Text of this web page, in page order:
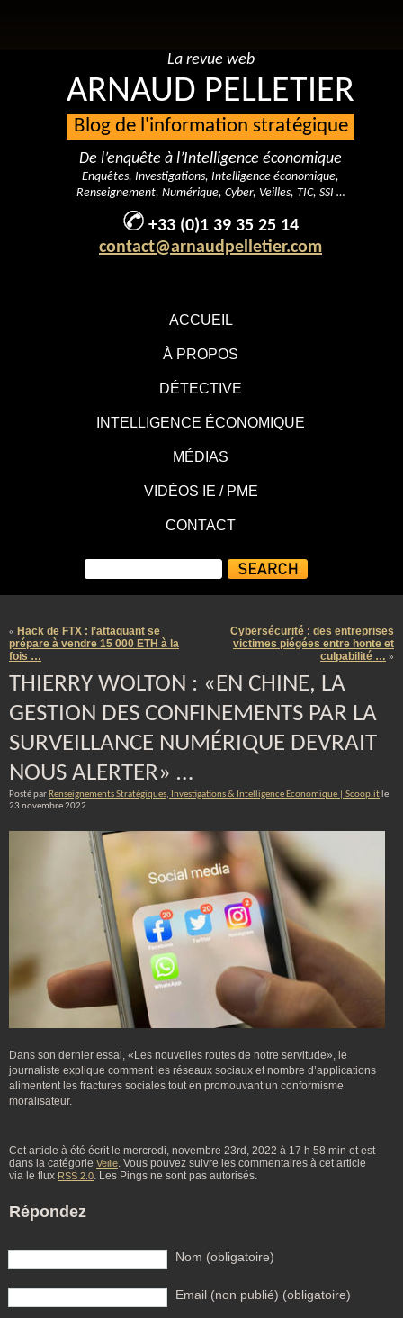
ACCUEIL
À PROPOS
DÉTECTIVE
INTELLIGENCE ÉCONOMIQUE
MÉDIAS
VIDÉOS IE / PME
CONTACT
La revue web
ARNAUD PELLETIER
Blog de l'information stratégique
De l’enquête à l’Intelligence économique
Enquêtes, Investigations, Intelligence économique,
Renseignement, Numérique, Cyber, Veilles, TIC, SSI …
+33 (0)1 39 35 25 14
contact@arnaudpelletier.com
« Hack de FTX : l’attaquant se
prépare à vendre 15 000 ETH à la
fois …
Cybersécurité : des entreprises
victimes piégées entre honte et
culpabilité … »
THIERRY WOLTON : «EN CHINE, LA
GESTION DES CONFINEMENTS PAR LA
SURVEILLANCE NUMÉRIQUE DEVRAIT
NOUS ALERTER» …
Posté par Renseignements Stratégiques, Investigations & Intelligence Economique | Scoop.it le
23 novembre 2022
Dans son dernier essai, «Les nouvelles routes de notre servitude», le
journaliste explique comment les réseaux sociaux et nombre d’applications
alimentent les fractures sociales tout en promouvant un conformisme
moralisateur.
Cet article à été écrit le mercredi, novembre 23rd, 2022 à 17 h 58 min et est
dans la catégorie Veille. Vous pouvez suivre les commentaires à cet article
via le flux RSS 2.0. Les Pings ne sont pas autorisés.
Répondez
Nom (obligatoire)
Email (non publié) (obligatoire)